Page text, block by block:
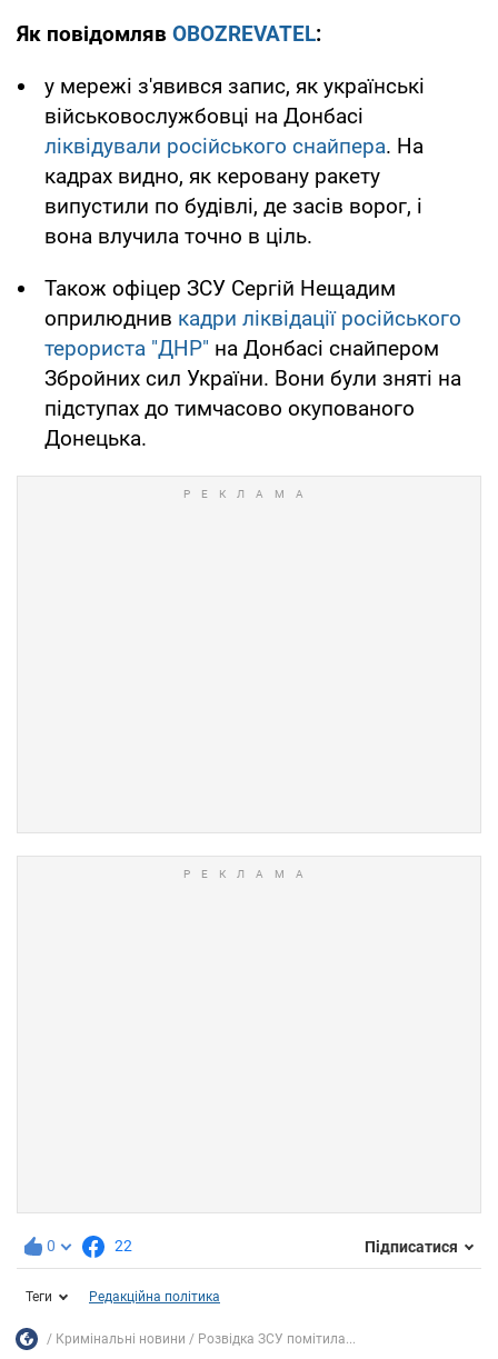
Як повідомляв OBOZREVATEL:
у мережі з'явився запис, як українські
військовослужбовці на Донбасі
ліквідували російського снайпера. На
кадрах видно, як керовану ракету
випустили по будівлі, де засів ворог, і
вона влучила точно в ціль.
Також офіцер ЗСУ Сергій Нещадим
оприлюднив кадри ліквідації російського
терориста "ДНР" на Донбасі снайпером
Збройних сил України. Вони були зняті на
підступах до тимчасово окупованого
Донецька.
0 22 Підписатися
Теги Редакційна політика
Кримінальні новини Розвідка ЗСУ помітила...